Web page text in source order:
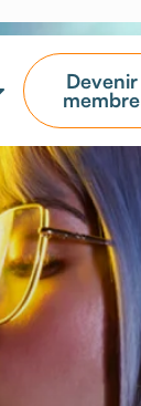
Devenir
membre